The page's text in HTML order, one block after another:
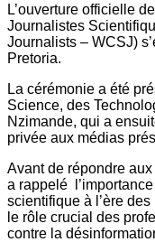
L’ouverture officielle
Journalistes
Journalists – WCSJ)
Pretoria.
La cérémonie a été
Science, des
Nzimande, qui a
privée aux médias
Avant de répondre
a rappelé
scientifique à l’ère
le rôle crucial des
contre la